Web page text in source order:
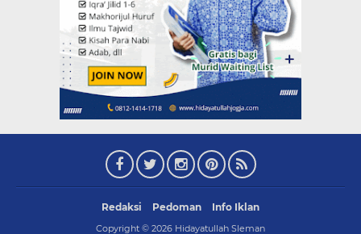
Redaksi Pedoman Info Iklan
Copyright © 2026 Hidayatullah Sleman